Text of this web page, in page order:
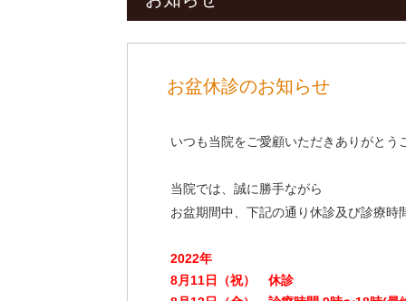
お盆休診のお知らせ
いつも当院をご愛顧いただきありがとう
当院では、誠に勝手ながら
お盆期間中、下記の通り休診及び診療
2022年
8月11日（祝） 休診